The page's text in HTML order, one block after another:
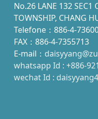
No.26 LANE 132 SEC1
TOWNSHIP, CHANG
Telefone：886-4-
FAX：886-4-7355713
E-mail：
whatsapp Id : +886-
wechat Id :